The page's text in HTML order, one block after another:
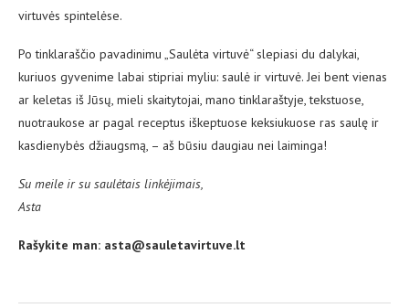
virtuvės spintelėse.
Po tinklaraščio pavadinimu „Saulėta virtuvė“ slepiasi du dalykai,
kuriuos gyvenime labai stipriai myliu: saulė ir virtuvė. Jei bent vienas
ar keletas iš Jūsų, mieli skaitytojai, mano tinklaraštyje, tekstuose,
nuotraukose ar pagal receptus iškeptuose keksiukuose ras saulę ir
kasdienybės džiaugsmą, – aš būsiu daugiau nei laiminga!
Su meile ir su saulėtais linkėjimais,
Asta
Rašykite man: asta@sauletavirtuve.lt